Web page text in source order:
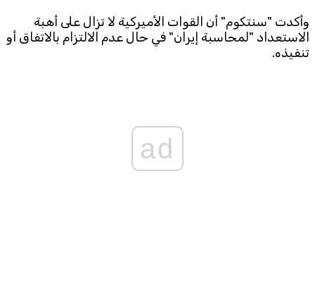
وأكدت "سنتكوم" أن القوات الأميركية لا تزال على أهبة
الاستعداد "لمحاسبة إيران" في حال عدم الالتزام بالاتفاق أو
تنفيذه.
ad